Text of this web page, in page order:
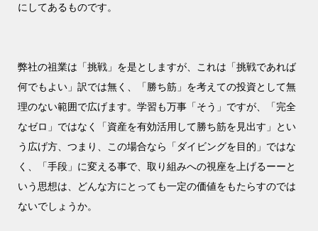
にしてあるものです。
弊社の祖業は「挑戦」を是としますが、これは「挑戦であれば
何でもよい」訳では無く、「勝ち筋」を考えての投資として無
理のない範囲で広げます。学習も万事「そう」ですが、「完全
なゼロ」ではなく「資産を有効活用して勝ち筋を見出す」とい
う広げ方、つまり、この場合なら「ダイビングを目的」ではな
く、「手段」に変える事で、取り組みへの視座を上げるーーと
いう思想は、どんな方にとっても一定の価値をもたらすのでは
ないでしょうか。